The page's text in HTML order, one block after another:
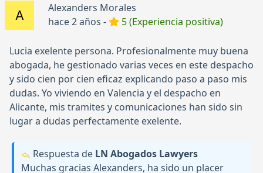
Alexanders Morales
hace 2 años -
5 (Experiencia positiva)
Lucia exelente persona. Profesionalmente muy buena
abogada, he gestionado varias veces en este despacho
y sido cien por cien eficaz explicando paso a paso mis
dudas. Yo viviendo en Valencia y el despacho en
Alicante, mis tramites y comunicaciones han sido sin
lugar a dudas perfectamente exelente.
Respuesta de LN Abogados Lawyers
Muchas gracias Alexanders, ha sido un placer